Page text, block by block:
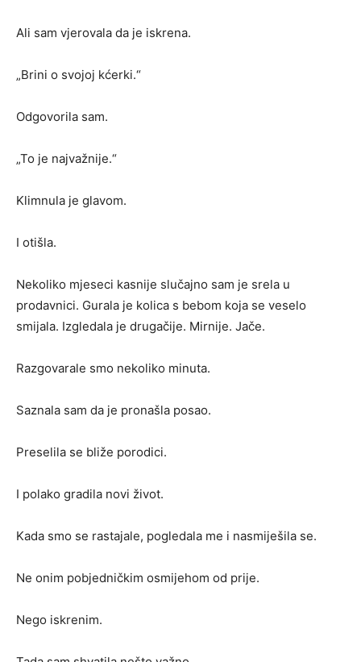
Ali sam vjerovala da je iskrena.
„Brini o svojoj kćerki.“
Odgovorila sam.
„To je najvažnije.“
Klimnula je glavom.
I otišla.
Nekoliko mjeseci kasnije slučajno sam je srela u
prodavnici. Gurala je kolica s bebom koja se veselo
smijala. Izgledala je drugačije. Mirnije. Jače.
Razgovarale smo nekoliko minuta.
Saznala sam da je pronašla posao.
Preselila se bliže porodici.
I polako gradila novi život.
Kada smo se rastajale, pogledala me i nasmiješila se.
Ne onim pobjedničkim osmijehom od prije.
Nego iskrenim.